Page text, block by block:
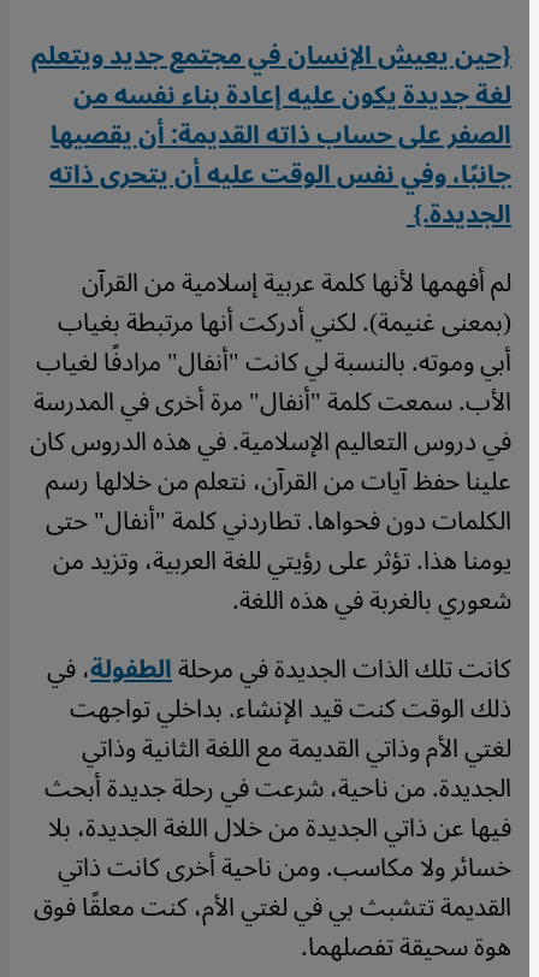
{حين يعيش الإنسان في مجتمع جديد ويتعلم
لغة جديدة يكون عليه إعادة بناء نفسه من
الصفر على حساب ذاته القديمة: أن يقصيها
جانبًا، وفي نفس الوقت عليه أن يتحرى ذاته
الجديدة.}
لم أفهمها لأنها كلمة عربية إسلامية من القرآن
(بمعنى غنيمة). لكني أدركت أنها مرتبطة بغياب
أبي وموته. بالنسبة لي كانت "أنفال" مرادفًا لغياب
الأب. سمعت كلمة "أنفال" مرة أخرى في المدرسة
في دروس التعاليم الإسلامية. في هذه الدروس كان
علينا حفظ آيات من القرآن، نتعلم من خلالها رسم
الكلمات دون فحواها. تطاردني كلمة "أنفال" حتى
يومنا هذا. تؤثر على رؤيتي للغة العربية، وتزيد من
شعوري بالغربة في هذه اللغة.
كانت تلك الذات الجديدة في مرحلةالطفولة، في
ذلك الوقت كنت قيد الإنشاء. بداخلي تواجهت
لغتي الأم وذاتي القديمة مع اللغة الثانية وذاتي
الجديدة. من ناحية، شرعت في رحلة جديدة أبحث
فيها عن ذاتي الجديدة من خلال اللغة الجديدة، بلا
خسائر ولا مكاسب. ومن ناحية أخرى كانت ذاتي
القديمة تتشبث بي في لغتي الأم، كنت معلقًا فوق
هوة سحيقة تفصلهما.